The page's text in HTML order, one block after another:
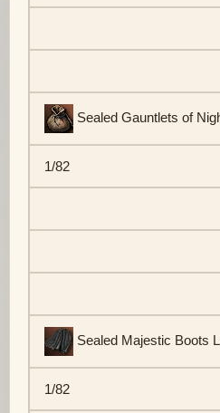
Sealed Gauntlets of
1/82
Sealed Majestic Boots
1/82